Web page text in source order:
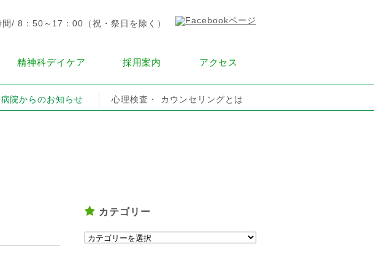
精神科デイケア 採用案内 アクセス
病院からのお知らせ 心理検査・ カウンセリングとは
カテゴリー